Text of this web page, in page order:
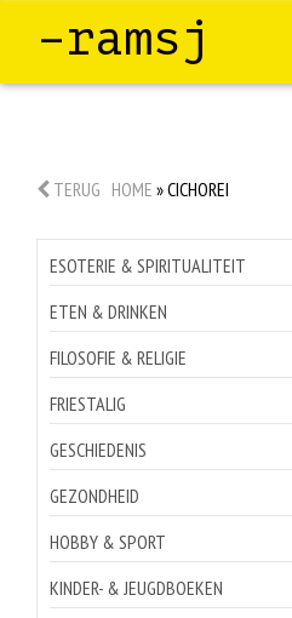
–ramsj
TERUG HOME »CICHOREI
ESOTERIE & SPIRITUALITEIT
ETEN & DRINKEN
FILOSOFIE & RELIGIE
FRIESTALIG
GESCHIEDENIS
GEZONDHEID
HOBBY & SPORT
KINDER- & JEUGDBOEKEN